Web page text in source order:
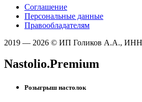
Соглашение
Персональные данные
Правообладателям
2019 — 2026 © ИП Голиков А.А., ИНН:
Nastolio.Premium
Розыгрыш настолок